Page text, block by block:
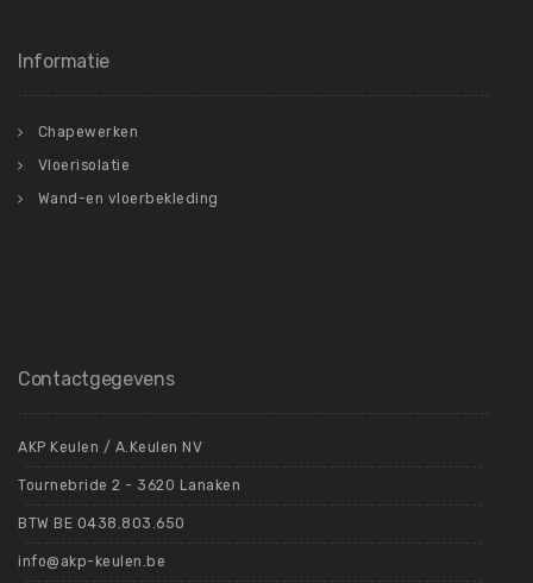
Informatie
Chapewerken
Vloerisolatie
Wand-en vloerbekleding
Contactgegevens
AKP Keulen / A.Keulen NV
Tournebride 2 - 3620 Lanaken
BTW BE 0438.803.650
info@akp-keulen.be